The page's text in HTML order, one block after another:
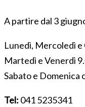
A partire dal 3
Lunedì, Mercoledì e
Martedì e Venerdì
Sabato e Domenica
Tel: 041 5235341